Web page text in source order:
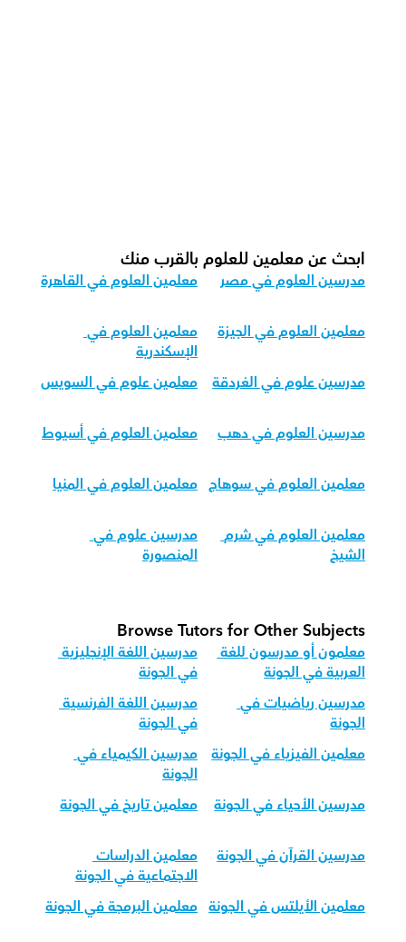
ابحث عن معلمين للعلوم بالقرب منك
مدرسين العلوم في مصر
معلمين العلوم في القاهرة
معلمين العلوم في الجيزة
معلمين العلوم في
الإسكندرية
مدرسين علوم في الغردقة معلمين علوم في السويس
مدرسين العلوم في دهب
معلمين العلوم في أسيوط
معلمين العلوم في سوهاج معلمين العلوم في المنيا
معلمين العلوم في شرم
الشيخ
مدرسين علوم في
المنصورة
Browse Tutors for Other Subjects
معلمون أو مدرسون للغة
العربية في الجونة
مدرسين اللغة الإنجليزية
في الجونة
مدرسين رياضيات في
الجونة
مدرسين اللغة الفرنسية
في الجونة
معلمين الفيزياء في الجونة
مدرسين الكيمياء في
الجونة
مدرسين الأحياء في الجونة
معلمين تاريخ في الجونة
مدرسين القرآن في الجونة
معلمين الدراسات
الاجتماعية في الجونة
معلمين الأيلتس في الجونة معلمين البرمجة في الجونة